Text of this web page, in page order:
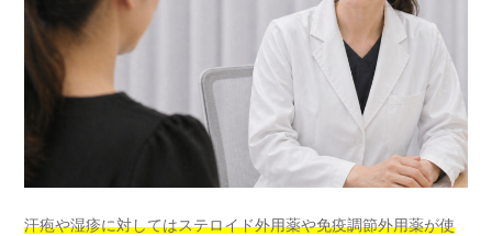
汗疱や湿疹に対してはステロイド外用薬や免疫調節外用薬が使